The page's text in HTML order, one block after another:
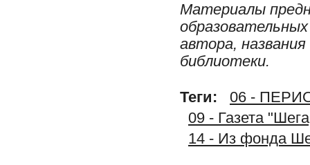
Материалы
автора,
библиотеки.
Теги:
06 -
09 - Газета
14 - Из фонда